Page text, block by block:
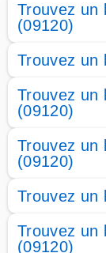
Trouvez un
(09120)
Trouvez un
Trouvez un
(09120)
Trouvez un
(09120)
Trouvez un
Trouvez un
(09120)